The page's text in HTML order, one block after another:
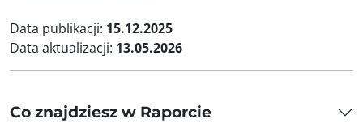
Data publikacji: 15.12.2025
Data aktualizacji: 13.05.2026
Co znajdziesz w Raporcie